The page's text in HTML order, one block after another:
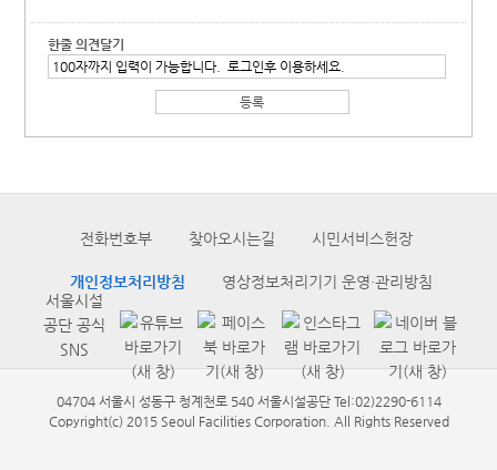
한줄 의견달기
전화번호부 찾아오시는길 시민서비스헌장
개인정보처리방침
영상정보처리기기 운영·관리방침
서울시설
공단 공식
SNS
04704 서울시 성동구 청계천로 540 서울시설공단 Tel:02)2290-6114
Copyright(c) 2015 Seoul Facilities Corporation. All Rights Reserved